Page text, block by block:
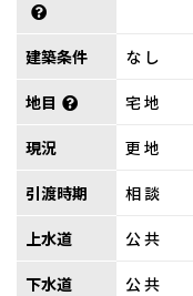
建築条件 なし
地目 宅地
現況 更地
引渡時期 相談
上水道 公共
下水道 公共